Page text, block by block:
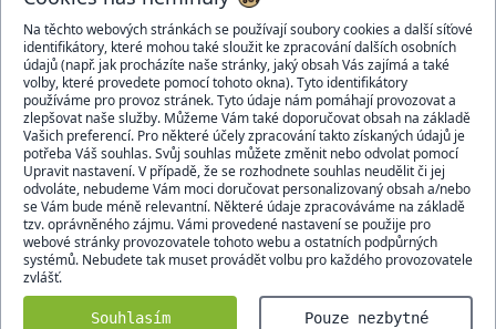
Na těchto webových stránkách se používají soubory cookies a další síťové
identifikátory, které mohou také sloužit ke zpracování dalších osobních
údajů (např. jak procházíte naše stránky, jaký obsah Vás zajímá a také
volby, které provedete pomocí tohoto okna). Tyto identifikátory
používáme pro provoz stránek. Tyto údaje nám pomáhají provozovat a
zlepšovat naše služby. Můžeme Vám také doporučovat obsah na základě
Vašich preferencí. Pro některé účely zpracování takto získaných údajů je
potřeba Váš souhlas. Svůj souhlas můžete změnit nebo odvolat pomocí
Upravit nastavení. V případě, že se rozhodnete souhlas neudělit či jej
odvoláte, nebudeme Vám moci doručovat personalizovaný obsah a/nebo
se Vám bude méně relevantní. Některé údaje zpracováváme na základě
tzv. oprávněného zájmu. Vámi provedené nastavení se použije pro
webové stránky provozovatele tohoto webu a ostatních podpůrných
systémů. Nebudete tak muset provádět volbu pro každého provozovatele
zvlášť.
Souhlasím Pouze nezbytné
DOPRAVCI
BEZPEČNÝ OBCHOD
Domacidoplnky.cz © 2007 - 2026
Všechna práva vyhrazena.